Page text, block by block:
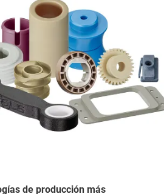
de producción más